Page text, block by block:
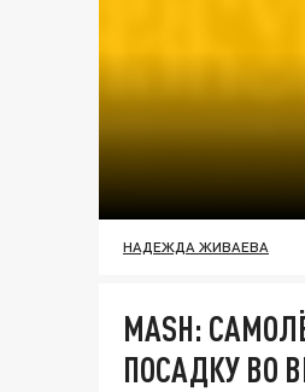
НАДЕЖДА ЖИВАЕВА
MASH:
ПОСАДКУ ВО